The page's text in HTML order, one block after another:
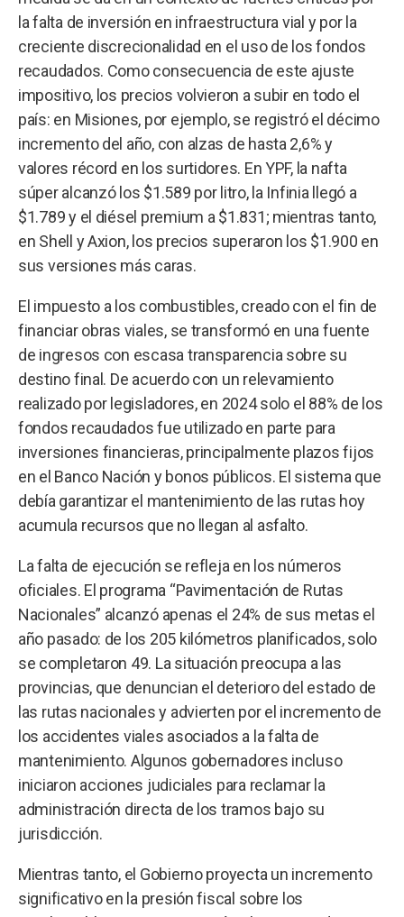
la falta de inversión en infraestructura vial y por la
creciente discrecionalidad en el uso de los fondos
recaudados. Como consecuencia de este ajuste
impositivo, los precios volvieron a subir en todo el
país: en Misiones, por ejemplo, se registró el décimo
incremento del año, con alzas de hasta 2,6% y
valores récord en los surtidores. En YPF, la nafta
súper alcanzó los $1.589 por litro, la Infinia llegó a
$1.789 y el diésel premium a $1.831; mientras tanto,
en Shell y Axion, los precios superaron los $1.900 en
sus versiones más caras.
El impuesto a los combustibles, creado con el fin de
financiar obras viales, se transformó en una fuente
de ingresos con escasa transparencia sobre su
destino final. De acuerdo con un relevamiento
realizado por legisladores, en 2024 solo el 88% de los
fondos recaudados fue utilizado en parte para
inversiones financieras, principalmente plazos fijos
en el Banco Nación y bonos públicos. El sistema que
debía garantizar el mantenimiento de las rutas hoy
acumula recursos que no llegan al asfalto.
La falta de ejecución se refleja en los números
oficiales. El programa “Pavimentación de Rutas
Nacionales” alcanzó apenas el 24% de sus metas el
año pasado: de los 205 kilómetros planificados, solo
se completaron 49. La situación preocupa a las
provincias, que denuncian el deterioro del estado de
las rutas nacionales y advierten por el incremento de
los accidentes viales asociados a la falta de
mantenimiento. Algunos gobernadores incluso
iniciaron acciones judiciales para reclamar la
administración directa de los tramos bajo su
jurisdicción.
Mientras tanto, el Gobierno proyecta un incremento
significativo en la presión fiscal sobre los